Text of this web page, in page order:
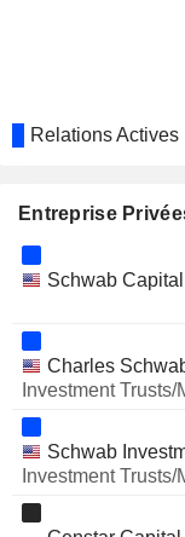
CIGNA
LIMITED
LOCAL
CORPORATION
CORPORATION
Relations Actives
Entreprise
Schwab
Charles
Investment
Schwab
Investment